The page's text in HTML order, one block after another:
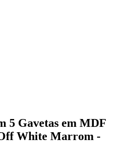
5 Gavetas em MDF
White Marrom -